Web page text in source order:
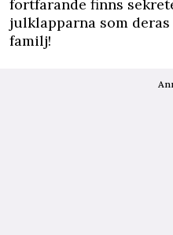
fortfarande finns
julklapparna som
familj!